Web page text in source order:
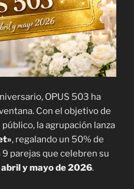
OPUS 503 ha
Con el objetivo de
la agrupación lanza
, regalando un 50% de
parejas que celebren su
abril y mayo de 2026.